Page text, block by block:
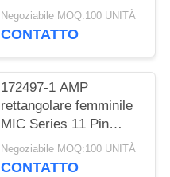
Gf30
Negoziabile MOQ:100 UNITÀ
CONTATTO
172497-1 AMP
rettangolare femminile
MIC Series 11 Pin
Connectors di TE
Connectivity
Negoziabile MOQ:100 UNITÀ
CONTATTO